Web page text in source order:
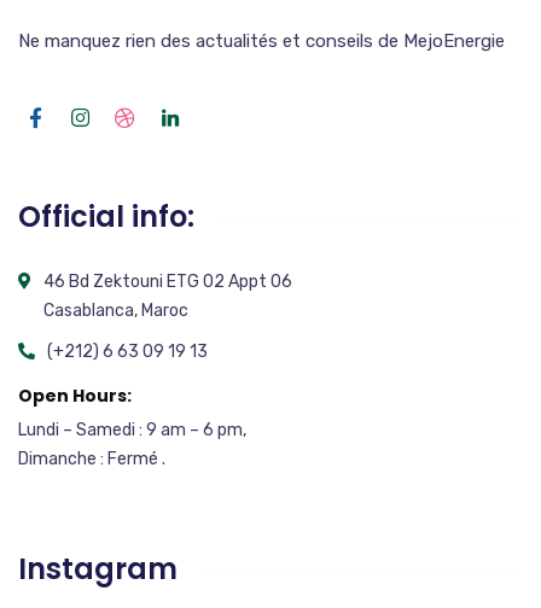
Ne manquez rien des actualités et conseils de MejoEnergie
Official info:
46 Bd Zektouni ETG 02 Appt 06
Casablanca, Maroc
(+212) 6 63 09 19 13
Open Hours:
Lundi – Samedi : 9 am – 6 pm,
Dimanche : Fermé .
Instagram